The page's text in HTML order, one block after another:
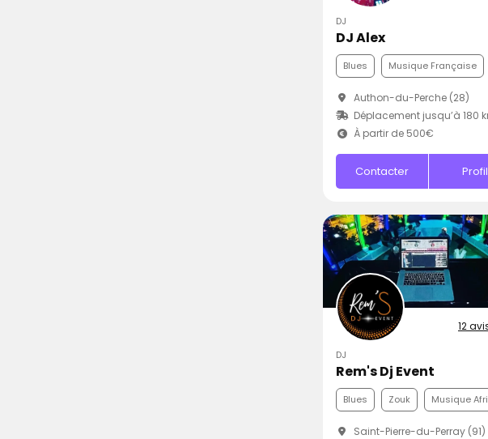
DJ
DJ Alex
Blues Musique Française
Authon-du-Perche (28)
Déplacement jusqu’à 180
À partir de 500€
Contacter Profil
12
DJ
Rem's Dj Event
Blues Zouk Musique
Saint-Pierre-du-Perray (91)